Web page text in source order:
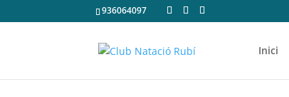
936064097
Inici